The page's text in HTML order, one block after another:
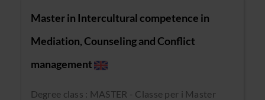
Master in Intercultural competence in
Mediation, Counseling and Conflict
management
Degree class : MASTER - Classe per i Master